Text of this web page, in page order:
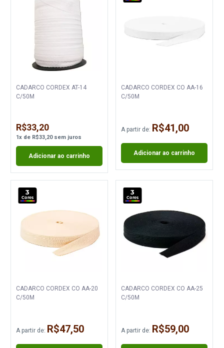
CADARCO CORDEX AT-14
C/50M
R$33,20
1x de R$33,20sem juros
Adicionar ao carrinho
CADARCO CORDEX CO AA-16
C/50M
A partir de: R$41,00
Adicionar ao carrinho
3
Cores
CADARCO CORDEX CO AA-20
C/50M
A partir de: R$47,50
3
Cores
CADARCO CORDEX CO AA-25
C/50M
A partir de: R$59,00